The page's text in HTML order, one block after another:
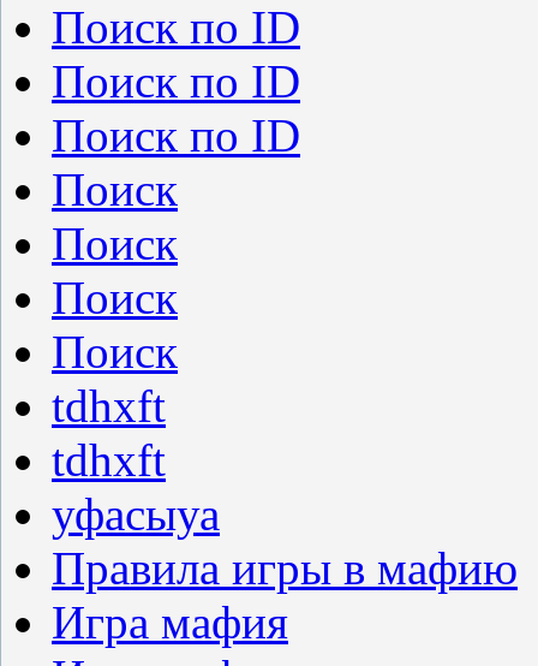
Поиск по ID
Поиск по ID
Поиск по ID
Поиск
Поиск
Поиск
Поиск
tdhxft
tdhxft
уфасыуа
Правила игры в мафию
Игра мафия